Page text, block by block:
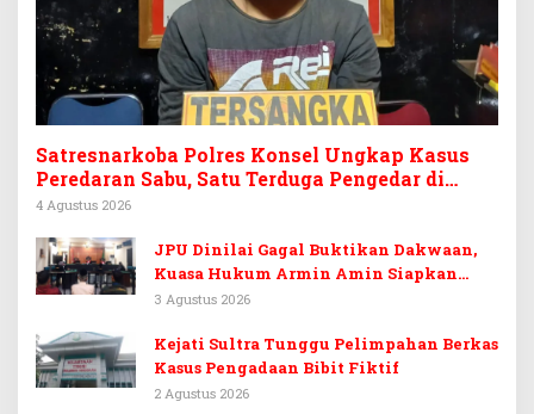
Satresnarkoba Polres Konsel Ungkap Kasus
Peredaran Sabu, Satu Terduga Pengedar di
Tinanggea Ditangkap
4 Agustus 2026
JPU Dinilai Gagal Buktikan Dakwaan,
Kuasa Hukum Armin Amin Siapkan
Pledoi dan Minta Putusan Bebas
3 Agustus 2026
Kejati Sultra Tunggu Pelimpahan Berkas
Kasus Pengadaan Bibit Fiktif
2 Agustus 2026